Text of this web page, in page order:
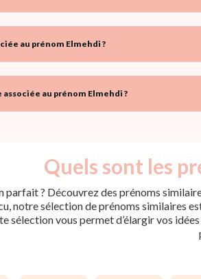
au prénom Elmehdi ?
au prénom Elmehdi ?
Quels sont les
parfait ? Découvrez des prénoms
notre sélection de prénoms similaires
sélection vous permet d’élargir vos